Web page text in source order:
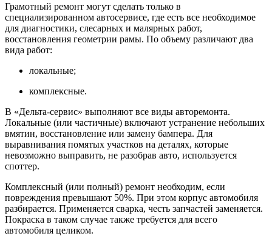
Грамотный ремонт могут сделать только в
специализированном автосервисе, где есть все необходимое
для диагностики, слесарных и малярных работ,
восстановления геометрии рамы. По объему различают два
вида работ:
локальные;
комплексные.
В «Дельта-сервис» выполняют все виды авторемонта.
Локальные (или частичные) включают устранение небольших
вмятин, восстановление или замену бампера. Для
выравнивания помятых участков на деталях, которые
невозможно выправить, не разобрав авто, используется
споттер.
Комплексный (или полный) ремонт необходим, если
повреждения превышают 50%. При этом корпус автомобиля
разбирается. Применяется сварка, честь запчастей заменяется.
Покраска в таком случае также требуется для всего
автомобиля целиком.